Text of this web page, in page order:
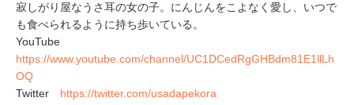
寂しがり屋なうさ耳の女の子。にんじんをこよなく愛し、いつで
も食べられるように持ち歩いている。
YouTube
https://www.youtube.com/channel/UC1DCedRgGHBdm81E1llLh
OQ
Twitter https://twitter.com/usadapekora